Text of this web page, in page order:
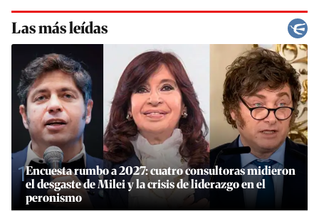
Las más leídas
1Encuesta rumbo a 2027: cuatro consultoras midieron
el desgaste de Milei y la crisis de liderazgo en el
peronismo